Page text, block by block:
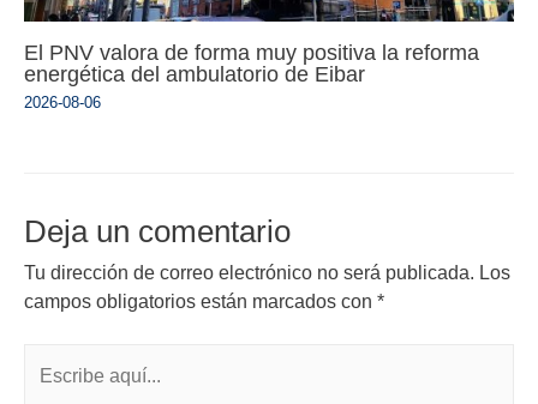
El PNV valora de forma muy positiva la reforma
energética del ambulatorio de Eibar
2026-08-06
Deja un comentario
Tu dirección de correo electrónico no será publicada. Los
campos obligatorios están marcados con *